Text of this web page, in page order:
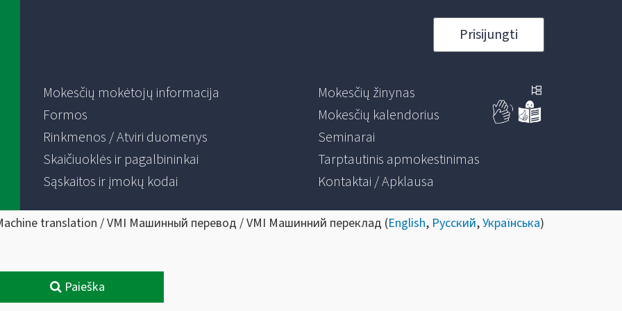
Prisijungti
Mokesčių mokėtojų informacija
Formos
Rinkmenos / Atviri duomenys
Skaičiuoklės ir pagalbininkai
Sąskaitos ir įmokų kodai
Mokesčių žinynas
Mokesčių kalendorius
Seminarai
Tarptautinis apmokestinimas
Kontaktai / Apklausa
translation / VMI Машинный перевод / VMI Машинний переклад (English, Русский,Українська)
Paieška